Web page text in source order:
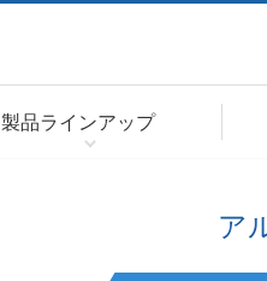
製品ラインアップ
ア